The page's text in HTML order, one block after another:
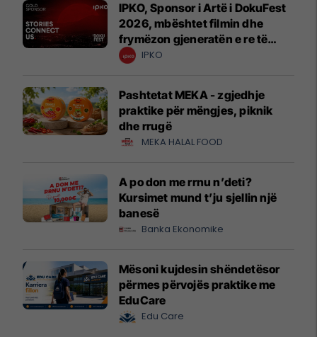
IPKO, Sponsor i Artë i DokuFest
2026, mbështet filmin dhe
frymëzon gjeneratën e re të
krijuesve
IPKO
Pashtetat MEKA - zgjedhje
praktike për mëngjes, piknik
dhe rrugë
MEKA HALAL FOOD
A po don me rrnu n’deti?
Kursimet mund t’ju sjellin një
banesë
Banka Ekonomike
Mësoni kujdesin shëndetësor
përmes përvojës praktike me
EduCare
Edu Care